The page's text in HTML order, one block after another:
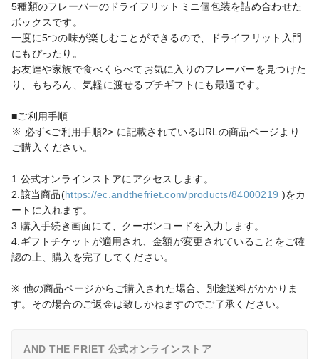
5種類のフレーバーのドライフリットミニ個包装を詰め合わせた
ボックスです。
一度に5つの味が楽しむことができるので、ドライフリット入門
にもぴったり。
お友達や家族で食べくらべてお気に入りのフレーバーを見つけた
り、もちろん、気軽に渡せるプチギフトにも最適です。
■ご利用手順
※ 必ず<ご利用手順2> に記載されているURLの商品ページより
ご購入ください。
1.公式オンラインストアにアクセスします。
2.該当商品(https://ec.andthefriet.com/products/84000219 )をカ
ートに入れます。
3.購入手続き画面にて、クーポンコードを入力します。
4.ギフトチケットが適用され、金額が変更されていることをご確
認の上、購入を完了してください。
※ 他の商品ページからご購入された場合、別途送料がかかりま
す。その場合のご返金は致しかねますのでご了承ください。
AND THE FRIET 公式オンラインストア